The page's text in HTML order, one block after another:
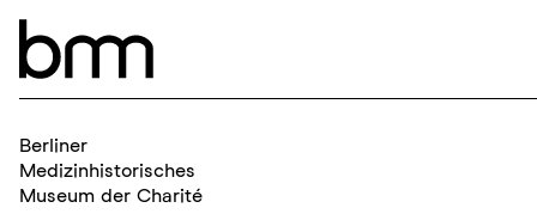
Kontakt
Berliner
Medizinhistorisches
Museum der Charité